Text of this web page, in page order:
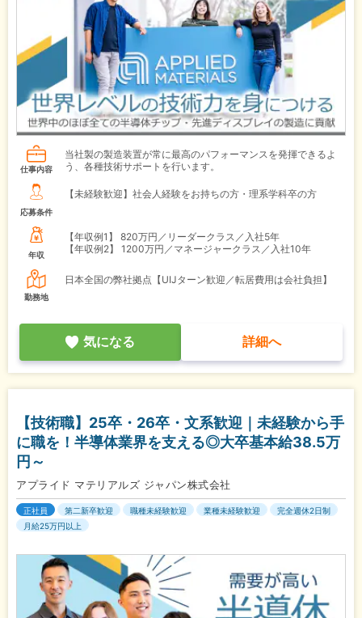
仕事内容
当社製の製造装置が常に最高のパフォーマンスを発揮できるよ
う、各種技術サポートを行います。
応募条件
【未経験歓迎】社会人経験をお持ちの方・理系学科卒の方
年収
【年収例1】
820万円／リーダークラス／入社5年
【年収例2】
1200万円／マネージャークラス／入社10年
勤務地
日本全国の弊社拠点【UIJターン歓迎／転居費用は会社負担】
気になる 詳細へ
【技術職】25卒・26卒・文系歓迎｜未経験から手
に職を！半導体業界を支える◎大卒基本給38.5万
円～
アプライド マテリアルズ ジャパン株式会社
正社員 第二新卒歓迎 職種未経験歓迎 業種未経験歓迎
完全週休2日制
月給25万円以上